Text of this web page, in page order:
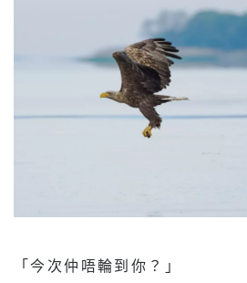
「今次仲唔輪到你？」